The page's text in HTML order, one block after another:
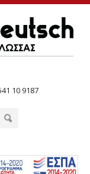
10 9187